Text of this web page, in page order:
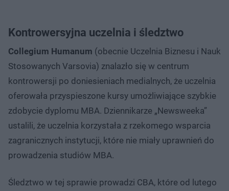
Kontrowersyjna uczelnia i śledztwo
Collegium Humanum (obecnie Uczelnia Biznesu i Nauk
Stosowanych Varsovia) znalazło się w centrum
kontrowersji po doniesieniach medialnych, że uczelnia
oferowała przyspieszone kursy umożliwiające szybkie
zdobycie dyplomu MBA. Dziennikarze „Newsweeka”
ustalili, że uczelnia korzystała z rzekomego wsparcia
zagranicznych instytucji, które nie miały uprawnień do
prowadzenia studiów MBA.
Śledztwo w tej sprawie prowadzi CBA, które od lutego